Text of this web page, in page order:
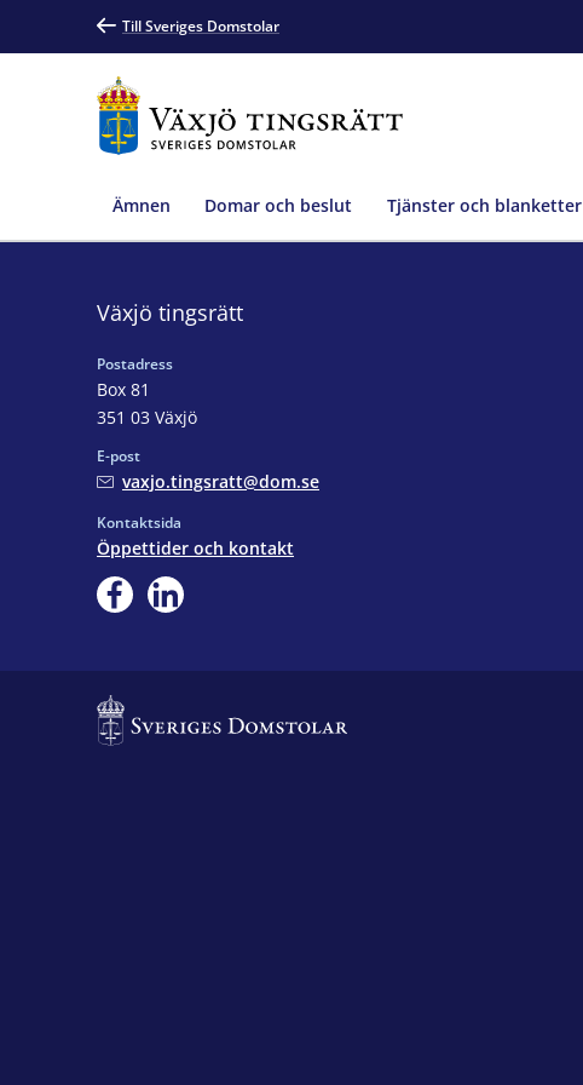
Till Sveriges Domstolar
Ämnen Domar och beslut Tjänster och blanketter
Växjö tingsrätt
Postadress
Box 81
351 03 Växjö
E-post
vaxjo.tingsratt@dom.se
Kontaktsida
Öppettider och kontakt